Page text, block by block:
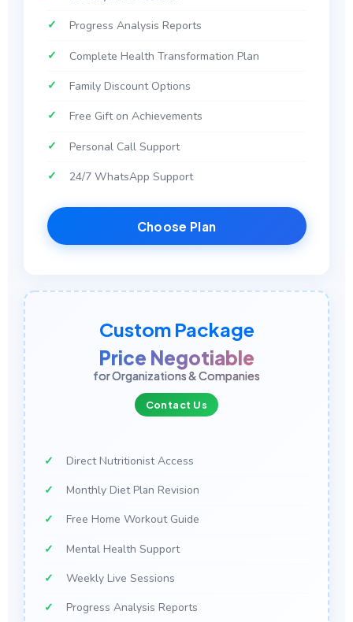
Progress Analysis Reports
Complete Health Transformation Plan
Family Discount Options
Free Gift on Achievements
Personal Call Support
24/7 WhatsApp Support
Choose Plan
Custom Package
Price Negotiable
for Organizations & Companies
Contact Us
Direct Nutritionist Access
Monthly Diet Plan Revision
Free Home Workout Guide
Mental Health Support
Weekly Live Sessions
Progress Analysis Reports